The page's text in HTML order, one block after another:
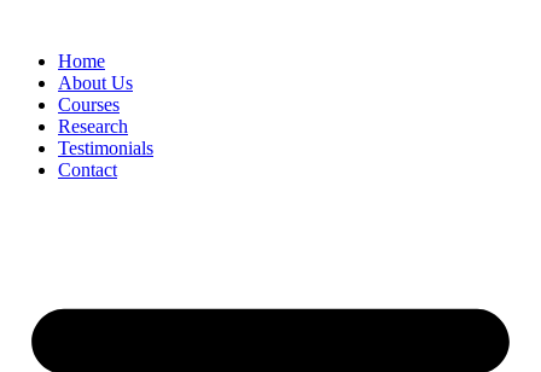
contentHome
About Us
Courses
Research
Testimonials
Contact